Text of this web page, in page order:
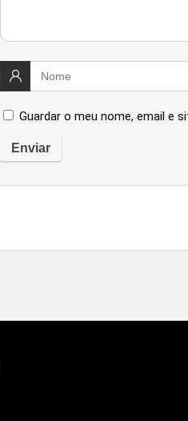
Guardar o meu nome, email e